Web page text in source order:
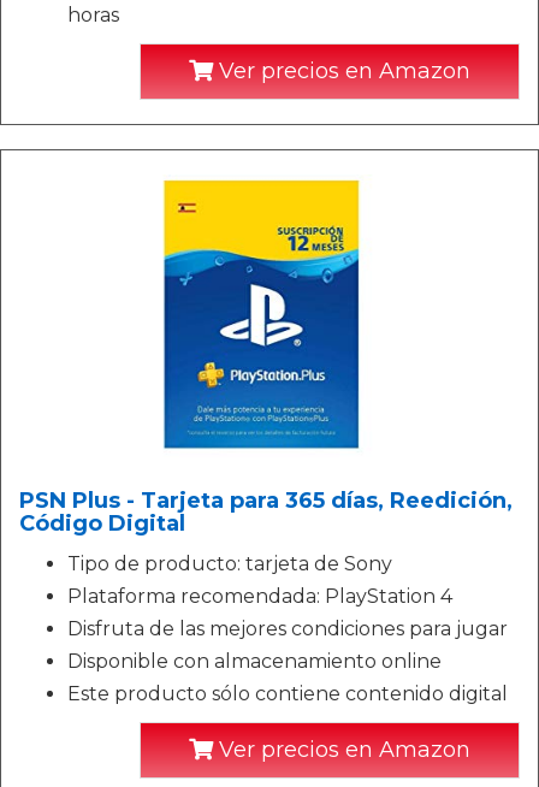
horas
Ver precios en Amazon
PSN Plus - Tarjeta para 365 días, Reedición,
Código Digital
Tipo de producto: tarjeta de Sony
Plataforma recomendada: PlayStation 4
Disfruta de las mejores condiciones para jugar
Disponible con almacenamiento online
Este producto sólo contiene contenido digital
Ver precios en Amazon